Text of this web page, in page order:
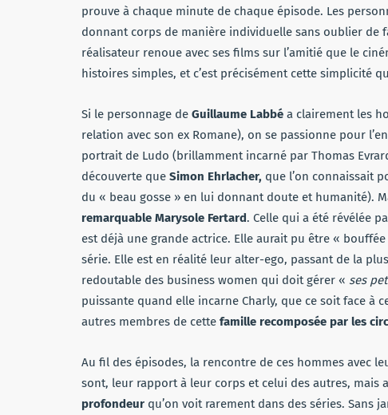
prouve à chaque minute de chaque épisode. Les
donnant corps de manière individuelle sans oublier de
réalisateur renoue avec ses films sur l’amitié que le
histoires simples, et c’est précisément cette simplicité
Si le personnage de Guillaume Labbé a clairement les
relation avec son ex Romane), on se passionne pour
portrait de Ludo (brillamment incarné par Thomas
découverte que Simon Ehrlacher, que l’on connaissait
du « beau gosse » en lui donnant doute et humanité).
remarquable Marysole Fertard. Celle qui a été révélée
est déjà une grande actrice. Elle aurait pu être «
série. Elle est en réalité leur alter-ego, passant de la
redoutable des business women qui doit gérer « ses
puissante quand elle incarne Charly, que ce soit face à
autres membres de cette famille recomposée par les
Au fil des épisodes, la rencontre de ces hommes avec
sont, leur rapport à leur corps et celui des autres, mais
profondeur qu’on voit rarement dans des séries. Sans